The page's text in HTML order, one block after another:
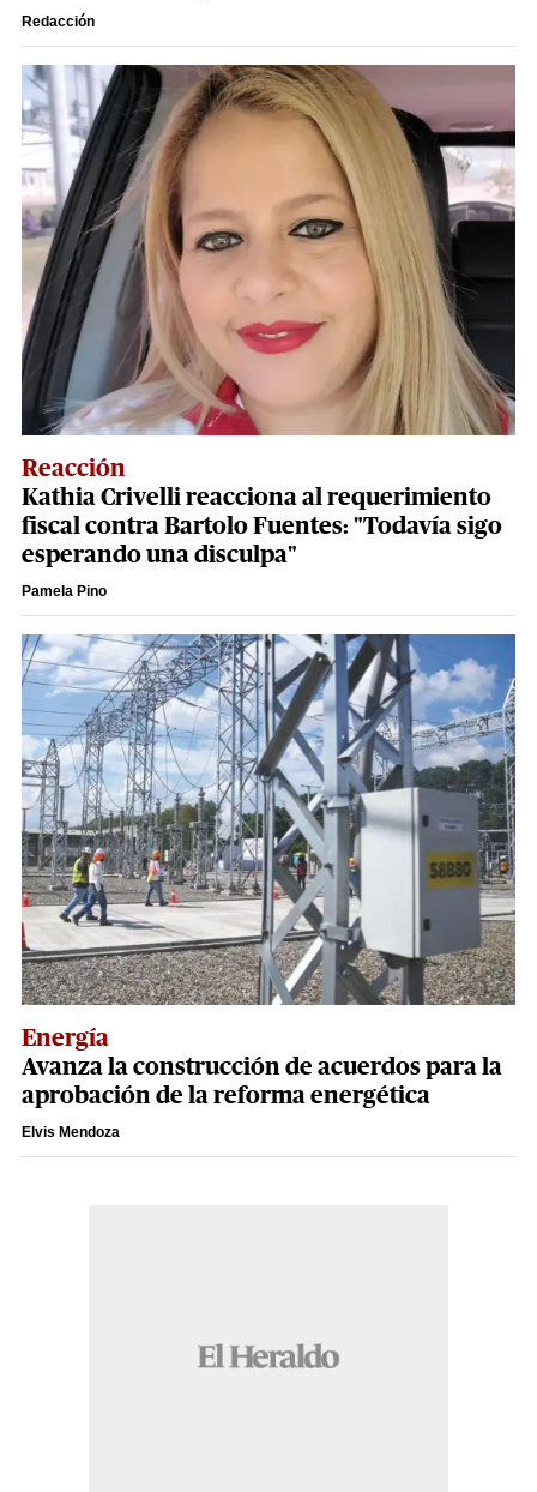
Redacción
Reacción
Kathia Crivelli reacciona al requerimiento
fiscal contra Bartolo Fuentes: "Todavía sigo
esperando una disculpa"
Pamela Pino
Energía
Avanza la construcción de acuerdos para la
aprobación de la reforma energética
Elvis Mendoza